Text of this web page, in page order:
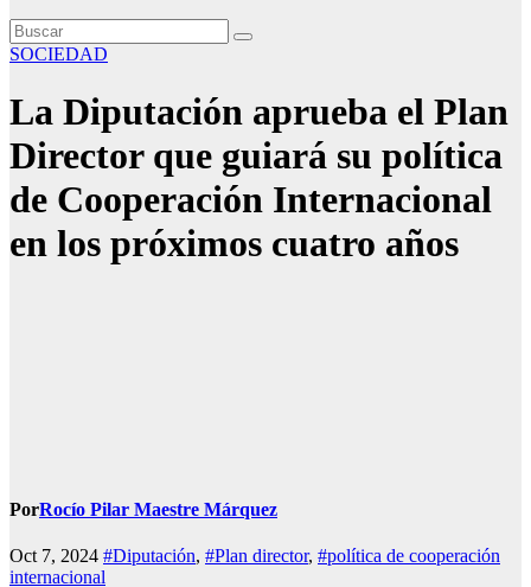
SOCIEDAD
La Diputación aprueba el Plan
Director que guiará su política
de Cooperación Internacional
en los próximos cuatro años
PorRocío Pilar Maestre Márquez
Oct 7, 2024 #Diputación, #Plan director, #política de cooperación
internacional